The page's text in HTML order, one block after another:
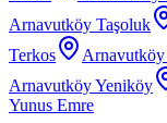
Arnavutköy Taşoluk
Terkos
Arnavutköy
Arnavutköy Yeniköy
Yunus Emre